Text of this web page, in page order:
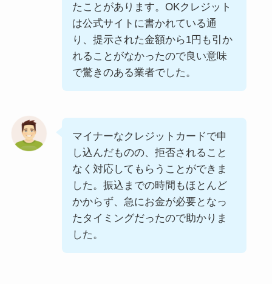
たことがあります。OKクレジット
は公式サイトに書かれている通
り、提示された金額から1円も引か
れることがなかったので良い意味
で驚きのある業者でした。
マイナーなクレジットカードで申
し込んだものの、拒否されること
なく対応してもらうことができま
した。振込までの時間もほとんど
かからず、急にお金が必要となっ
たタイミングだったので助かりま
した。